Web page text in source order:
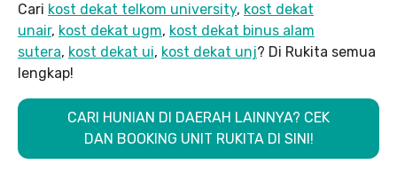
Cari kost dekat telkom university, kost dekat
unair, kost dekat ugm, kost dekat binus alam
sutera, kost dekat ui, kost dekat unj? Di Rukita semua
lengkap!
CARI HUNIAN DI DAERAH LAINNYA? CEK
DAN BOOKING UNIT RUKITA DI SINI!